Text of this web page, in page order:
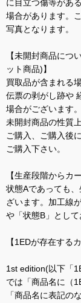
に目立つ傷等があ
場合があります。
写真となります。
【未開封商品につ
ット商品)】
買取品が含まれる
伝票の剥がし跡や
場合がございます。
未開封商品の性質
ご購入、ご購入後
ご購入下さい。
【生産段階からカ
状態Aであっても
ざいます。加工線
や「状態B」として
【1EDが存在する
1st edition(以下「
では「商品名に（
「商品名に表記の